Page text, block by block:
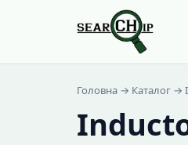
Головна → Каталог →